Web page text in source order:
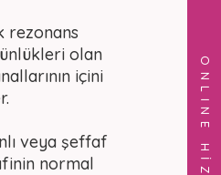
rezonans
olan
içini
veya şeffaf
normal